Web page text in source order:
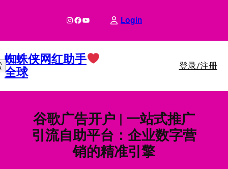
InstagramFacebook YouTube Login
蜘蛛侠网红助手
全球 登录/注册
谷歌广告开户 | 一站式推广
引流自助平台：企业数字营
销的精准引擎